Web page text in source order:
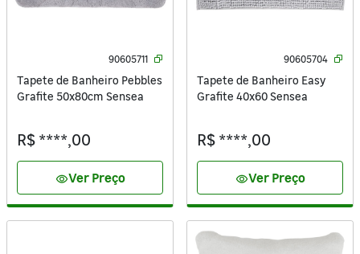
90605711
Tapete de Banheiro Pebbles
Grafite 50x80cm Sensea
R$ ****,00
visibilityVer Preço
90605704
Tapete de Banheiro Easy
Grafite 40x60 Sensea
R$ ****,00
visibilityVer Preço